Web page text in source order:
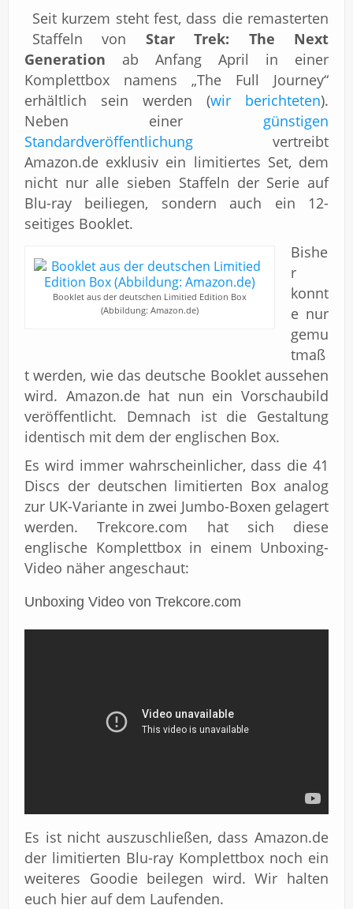
Seit kurzem steht fest, dass die remasterten
Staffeln von Star Trek: The Next
Generation ab Anfang April in einer
Komplettbox namens „The Full Journey“
erhältlich sein werden (wir berichteten).
Neben einer günstigen
Standardveröffentlichung vertreibt
Amazon.de exklusiv ein limitiertes Set, dem
nicht nur alle sieben Staffeln der Serie auf
Blu-ray beiliegen, sondern auch ein 12-
seitiges Booklet.
Booklet aus der deutschen Limitied Edition Box
(Abbildung: Amazon.de)
Bishe
r
konnt
e nur
gemu
tmaß
t werden, wie das deutsche Booklet aussehen
wird. Amazon.de hat nun ein Vorschaubild
veröffentlicht. Demnach ist die Gestaltung
identisch mit dem der englischen Box.
Es wird immer wahrscheinlicher, dass die 41
Discs der deutschen limitierten Box analog
zur UK-Variante in zwei Jumbo-Boxen gelagert
werden. Trekcore.com hat sich diese
englische Komplettbox in einem Unboxing-
Video näher angeschaut:
Unboxing Video von Trekcore.com
Es ist nicht auszuschließen, dass Amazon.de
der limitierten Blu-ray Komplettbox noch ein
weiteres Goodie beilegen wird. Wir halten
euch hier auf dem Laufenden.